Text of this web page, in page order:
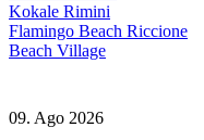
Kokale Rimini
Flamingo Beach Riccione
Beach Village
09. Ago 2026